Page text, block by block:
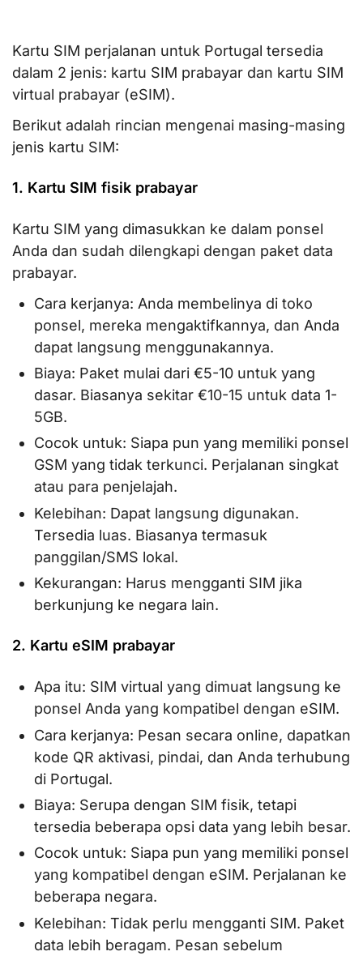
Kartu SIM perjalanan untuk Portugal tersedia
dalam 2 jenis: kartu SIM prabayar dan kartu SIM
virtual prabayar (eSIM).
Berikut adalah rincian mengenai masing-masing
jenis kartu SIM:
1. Kartu SIM fisik prabayar
Kartu SIM yang dimasukkan ke dalam ponsel
Anda dan sudah dilengkapi dengan paket data
prabayar.
Cara kerjanya: Anda membelinya di toko
ponsel, mereka mengaktifkannya, dan Anda
dapat langsung menggunakannya.
Biaya: Paket mulai dari €5-10 untuk yang
dasar. Biasanya sekitar €10-15 untuk data 1-
5GB.
Cocok untuk: Siapa pun yang memiliki ponsel
GSM yang tidak terkunci. Perjalanan singkat
atau para penjelajah.
Kelebihan: Dapat langsung digunakan.
Tersedia luas. Biasanya termasuk
panggilan/SMS lokal.
Kekurangan: Harus mengganti SIM jika
berkunjung ke negara lain.
2. Kartu eSIM prabayar
Apa itu: SIM virtual yang dimuat langsung ke
ponsel Anda yang kompatibel dengan eSIM.
Cara kerjanya: Pesan secara online, dapatkan
kode QR aktivasi, pindai, dan Anda terhubung
di Portugal.
Biaya: Serupa dengan SIM fisik, tetapi
tersedia beberapa opsi data yang lebih besar.
Cocok untuk: Siapa pun yang memiliki ponsel
yang kompatibel dengan eSIM. Perjalanan ke
beberapa negara.
Kelebihan: Tidak perlu mengganti SIM. Paket
data lebih beragam. Pesan sebelum